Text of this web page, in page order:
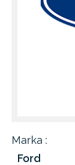
Marka :
Ford